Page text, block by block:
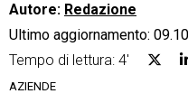
Ecommerce
Email Marketing
Autore: Redazione
Ultimo aggiornamento:
Tempo di lettura: 4'
AZIENDE